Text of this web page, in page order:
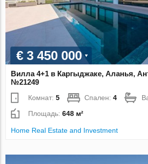
€ 3 450 000
Вилла 4+1 в Каргыджаке, Аланья,
№21249
Комнат:5 Спален:4
Площадь:648 м²
Home Real Estate and Investment